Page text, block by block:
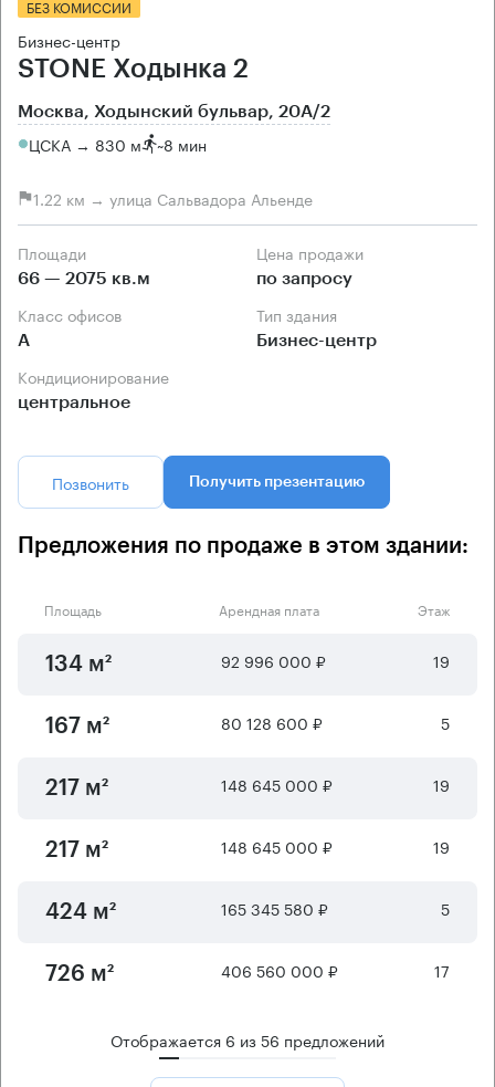
БЕЗ КОМИССИИ
Бизнес-центр
STONE Ходынка 2
Москва, Ходынский бульвар, 20А/2
ЦСКА → 830 м ~8 мин
1.22 км → улица Сальвадора Альенде
Площади
66 — 2075 кв.м
Цена продажи
по запросу
Класс офисов
А
Тип здания
Бизнес-центр
Кондиционирование
центральное
Позвонить Получить презентацию
Предложения по продаже в этом здании:
Площадь Арендная плата Этаж
134 м² 92 996 000 ₽ 19
167 м² 80 128 600 ₽ 5
217 м² 148 645 000 ₽ 19
217 м² 148 645 000 ₽ 19
424 м² 165 345 580 ₽ 5
726 м² 406 560 000 ₽ 17
Отображается 6 из56 предложений